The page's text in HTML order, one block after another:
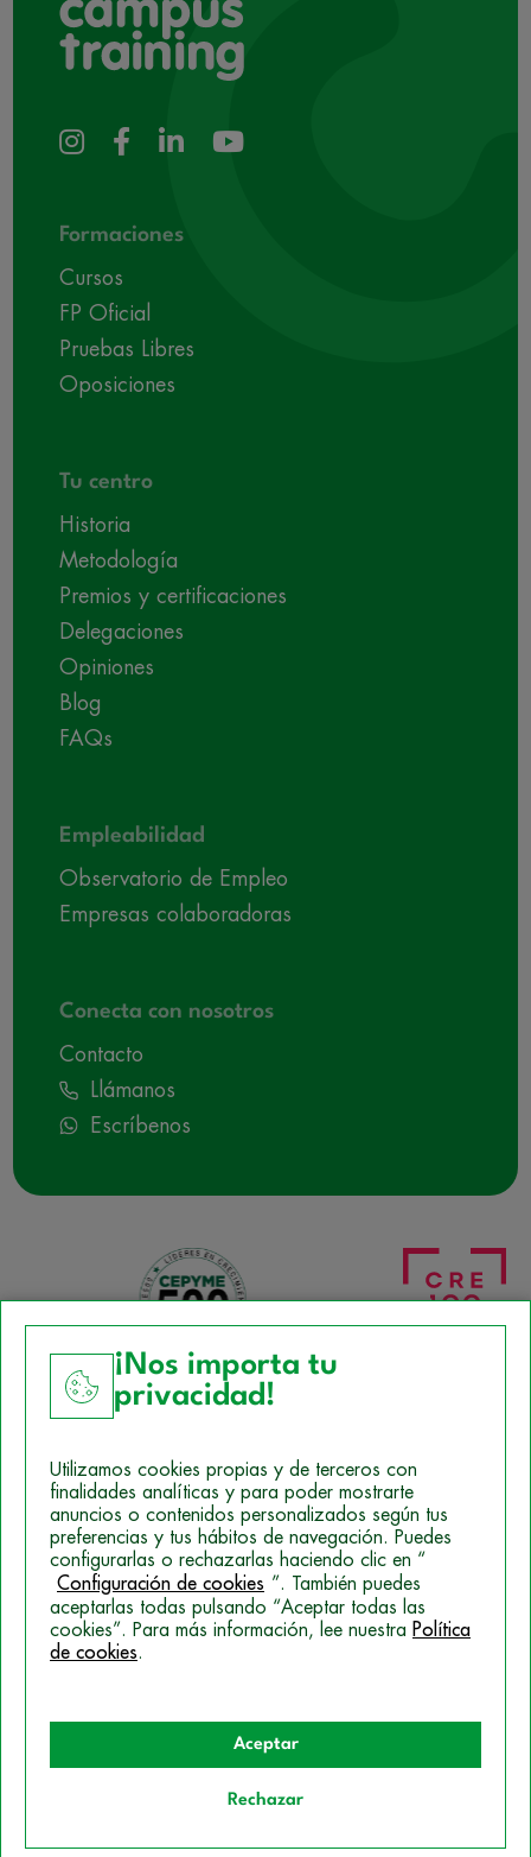
Formaciones
Cursos
FP Oficial
Pruebas Libres
Oposiciones
Tu centro
Historia
Metodología
Premios y certificaciones
Delegaciones
Opiniones
Blog
FAQs
Empleabilidad
Observatorio de Empleo
Empresas colaboradoras
Conecta con nosotros
Contacto
Llámanos
Escríbenos
Política de Cookies
Mapa del sitio
Politica de Privacidad
© 2026 Campus Training
¡Nos importa tu
privacidad!
Utilizamos cookies propias y de terceros con
finalidades analíticas y para poder mostrarte
anuncios o contenidos personalizados según tus
preferencias y tus hábitos de navegación. Puedes
configurarlas o rechazarlas haciendo clic en “
Configuración de cookies ”. También puedes
aceptarlas todas pulsando “Aceptar todas las
cookies”. Para más información, lee nuestra Política
de cookies.
Aceptar
Rechazar